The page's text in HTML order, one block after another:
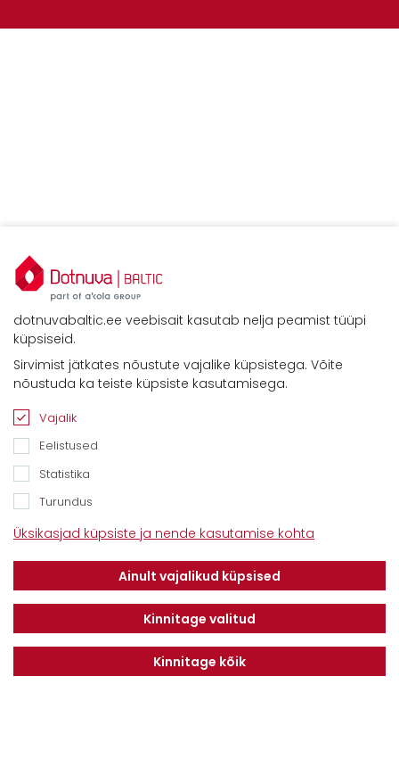
Kontaktid
E-mail:info@dotnuvabaltic.ee
dotnuvabaltic.ee veebisait kasutab nelja peamist tüüpi
küpsiseid.
Sirvimist jätkates nõustute vajalike küpsistega. Võite
nõustuda ka teiste küpsiste kasutamisega.
Vajalik
Eelistused
Statistika
Turundus
Üksikasjad küpsiste ja nende kasutamise kohta
Ainult vajalikud küpsised
Kinnitage valitud
Kinnitage kõik